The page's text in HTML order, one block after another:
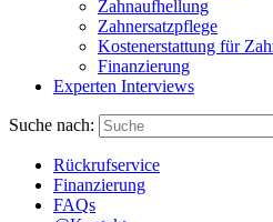
Zahnaufhellung
Zahnersatzpflege
Kostenerstattung für
Finanzierung
Experten Interviews
Suche nach:
Rückrufservice
Finanzierung
FAQs